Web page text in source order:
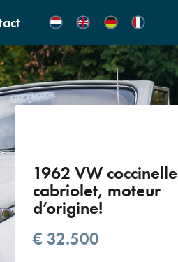
1962 VW coccinelle
cabriolet, moteur
d’origine!
€ 32.500